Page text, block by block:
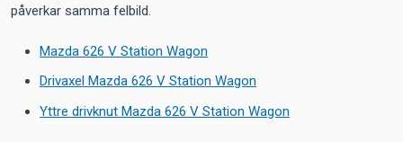
påverkar samma felbild.
Mazda 626 V Station Wagon
Drivaxel Mazda 626 V Station Wagon
Yttre drivknut Mazda 626 V Station Wagon